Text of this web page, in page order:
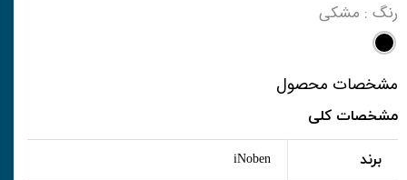
رنگ : مشکی
مشخصات محصول
مشخصات کلی
برند iNoben